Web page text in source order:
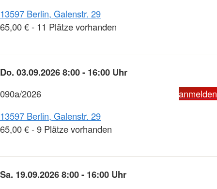
13597 Berlin, Galenstr. 29
65,00 € - 11 Plätze vorhanden
Do. 03.09.2026 8:00 - 16:00 Uhr
090a/2026
anmelden
13597 Berlin, Galenstr. 29
65,00 € - 9 Plätze vorhanden
Sa. 19.09.2026 8:00 - 16:00 Uhr